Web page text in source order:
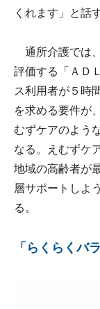
くれます」と話す
通所介護では
評価する「ＡＤ
ス利用者が５時
を求める要件が
むずケアのよう
なる。えむずケ
地域の高齢者が
層サポートしよ
る。
「らくらくバ